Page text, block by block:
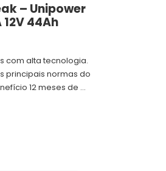
– Unipower
44Ah
com alta tecnologia.
principais normas do
12 meses de ...